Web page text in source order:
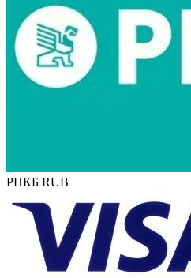
РНКБ RUB